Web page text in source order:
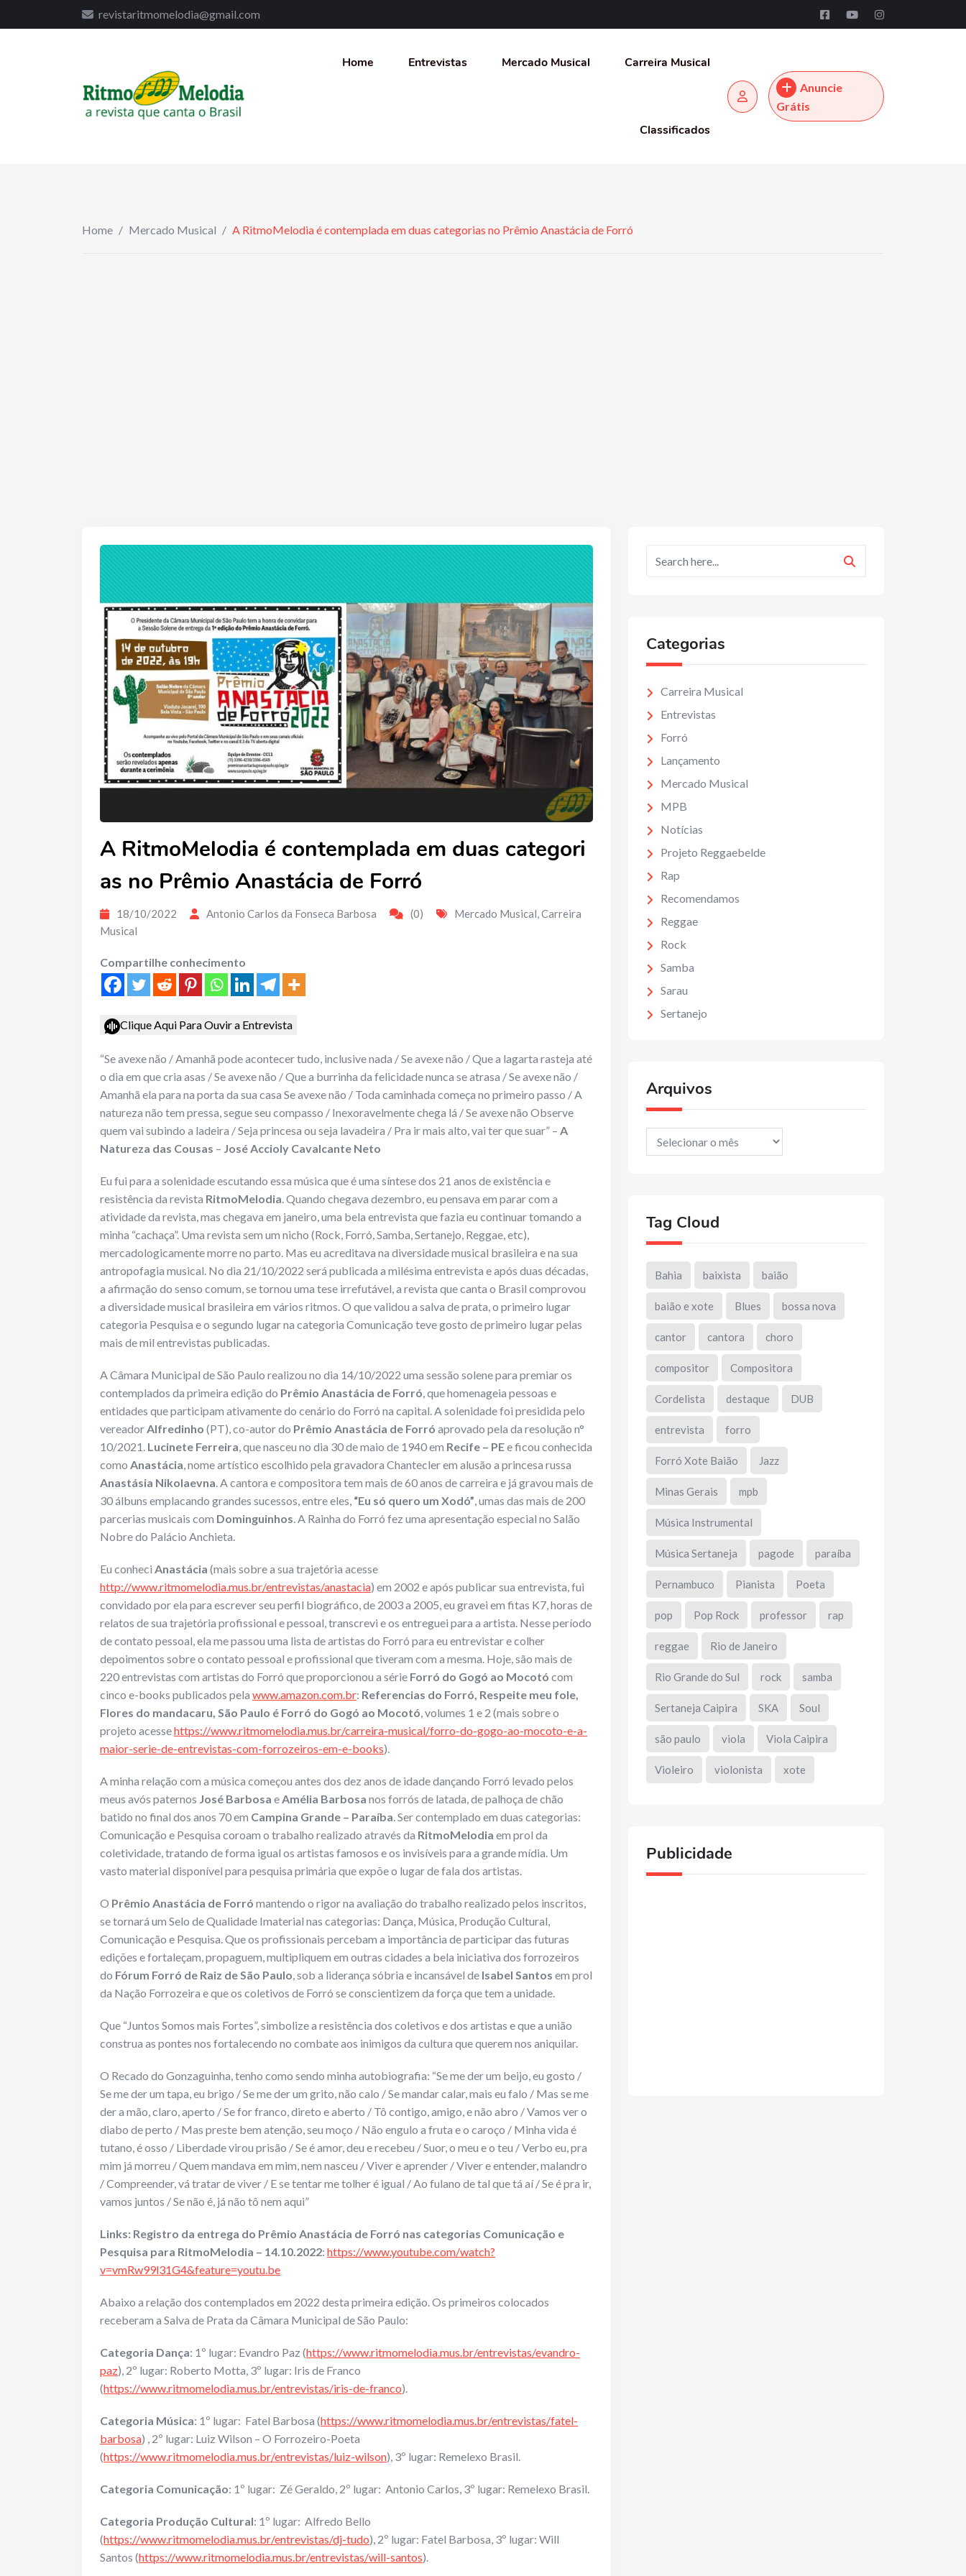
revistaritmomelodia@gmail.com
Home Entrevistas Mercado Musical Carreira Musical
Classificados
Anuncie
Grátis
Home / Mercado Musical / A RitmoMelodia é contemplada em duas categorias no Prêmio Anastácia de Forró
A RitmoMelodia é contemplada em duas categori
as no Prêmio Anastácia de Forró
18/10/2022 Antonio Carlos da Fonseca Barbosa (0) Mercado Musical,Carreira
Musical
Compartilhe conhecimento
Clique Aqui Para Ouvir a Entrevista
“Se avexe não / Amanhã pode acontecer tudo, inclusive nada / Se avexe não / Que a lagarta rasteja até
o dia em que cria asas / Se avexe não / Que a burrinha da felicidade nunca se atrasa / Se avexe não /
Amanhã ela para na porta da sua casa Se avexe não / Toda caminhada começa no primeiro passo / A
natureza não tem pressa, segue seu compasso / Inexoravelmente chega lá / Se avexe não Observe
quem vai subindo a ladeira / Seja princesa ou seja lavadeira / Pra ir mais alto, vai ter que suar” – A
Natureza das Cousas – José Accioly Cavalcante Neto
Eu fui para a solenidade escutando essa música que é uma síntese dos 21 anos de existência e
resistência da revista RitmoMelodia . Quando chegava dezembro, eu pensava em parar com a
atividade da revista, mas chegava em janeiro, uma bela entrevista que fazia eu continuar tomando a
minha “cachaça”. Uma revista sem um nicho (Rock, Forró, Samba, Sertanejo, Reggae, etc),
mercadologicamente morre no parto. Mas eu acreditava na diversidade musical brasileira e na sua
antropofagia musical. No dia 21/10/2022 será publicada a milésima entrevista e após duas décadas,
a afirmação do senso comum, se tornou uma tese irrefutável, a revista que canta o Brasil comprovou
a diversidade musical brasileira em vários ritmos. O que validou a salva de prata, o primeiro lugar
categoria Pesquisa e o segundo lugar na categoria Comunicação teve gosto de primeiro lugar pelas
mais de mil entrevistas publicadas.
A Câmara Municipal de São Paulo realizou no dia 14/10/2022 uma sessão solene para premiar os
contemplados da primeira edição do Prêmio Anastácia de Forró , que homenageia pessoas e
entidades que participam ativamente do cenário do Forró na capital. A solenidade foi presidida pelo
vereador Alfredinho (PT), co-autor do Prêmio Anastácia de Forró aprovado pela da resolução n°
10/2021. Lucinete Ferreira , que nasceu no dia 30 de maio de 1940 em Recife – PEe ficou conhecida
como Anastácia , nome artístico escolhido pela gravadora Chantecler em alusão a princesa russa
Anastásia Nikolaevna . A cantora e compositora tem mais de 60 anos de carreira e já gravou mais de
30 álbuns emplacando grandes sucessos, entre eles, “Eu só quero um Xodó” , umas das mais de 200
parcerias musicais com Dominguinhos . A Rainha do Forró fez uma apresentação especial no Salão
Nobre do Palácio Anchieta.
Eu conheci Anastácia (mais sobre a sua trajetória acesse
http://www.ritmomelodia.mus.br/entrevistas/anastacia) em 2002 e após publicar sua entrevista, fui
convidado por ela para escrever seu perfil biográfico, de 2003 a 2005, eu gravei em fitas K7, horas de
relatos de sua trajetória profissional e pessoal, transcrevi e os entreguei para a artista. Nesse período
de contato pessoal, ela me passou uma lista de artistas do Forró para eu entrevistar e colher
depoimentos sobre o contato pessoal e profissional que tiveram com a mesma. Hoje, são mais de
220 entrevistas com artistas do Forró que proporcionou a série Forró do Gogó ao Mocotó com
cinco e-books publicados pela www.amazon.com.br: Referencias do Forró, Respeite meu fole,
Flores do mandacaru, São Paulo é Forró do Gogó ao Mocotó , volumes 1 e 2 (mais sobre o
projeto acessehttps://www.ritmomelodia.mus.br/carreira-musical/forro-do-gogo-ao-mocoto-e-a-
maior-serie-de-entrevistas-com-forrozeiros-em-e-books).
A minha relação com a música começou antes dos dez anos de idade dançando Forró levado pelos
meus avós paternos José Barbosa e Amélia Barbosa nos forrós de latada, de palhoça de chão
batido no final dos anos 70 em Campina Grande – Paraíba . Ser contemplado em duas categorias:
Comunicação e Pesquisa coroam o trabalho realizado através da RitmoMelodia em prol da
coletividade, tratando de forma igual os artistas famosos e os invisíveis para a grande mídia. Um
vasto material disponível para pesquisa primária que expõe o lugar de fala dos artistas.
O Prêmio Anastácia de Forró mantendo o rigor na avaliação do trabalho realizado pelos inscritos,
se tornará um Selo de Qualidade Imaterial nas categorias: Dança, Música, Produção Cultural,
Comunicação e Pesquisa. Que os profissionais percebam a importância de participar das futuras
edições e fortaleçam, propaguem, multipliquem em outras cidades a bela iniciativa dos forrozeiros
do Fórum Forró de Raiz de São Paulo , sob a liderança sóbria e incansável de Isabel Santos em prol
da Nação Forrozeira e que os coletivos de Forró se conscientizem da força que tem a unidade.
Que “Juntos Somos mais Fortes”, simbolize a resistência dos coletivos e dos artistas e que a união
construa as pontes nos fortalecendo no combate aos inimigos da cultura que querem nos aniquilar.
O Recado do Gonzaguinha, tenho como sendo minha autobiografia: “Se me der um beijo, eu gosto /
Se me der um tapa, eu brigo / Se me der um grito, não calo / Se mandar calar, mais eu falo / Mas se me
der a mão, claro, aperto / Se for franco, direto e aberto / Tô contigo, amigo, e não abro / Vamos ver o
diabo de perto / Mas preste bem atenção, seu moço / Não engulo a fruta e o caroço / Minha vida é
tutano, é osso / Liberdade virou prisão / Se é amor, deu e recebeu / Suor, o meu e o teu / Verbo eu, pra
mim já morreu / Quem mandava em mim, nem nasceu / Viver e aprender / Viver e entender, malandro
/ Compreender, vá tratar de viver / E se tentar me tolher é igual / Ao fulano de tal que tá aí / Se é pra ir,
vamos juntos / Se não é, já não tô nem aqui”
Links: Registro da entrega do Prêmio Anastácia de Forró nas categorias Comunicação e
Pesquisa para RitmoMelodia – 14.10.2022: https://www.youtube.com/watch?
v=vmRw99l31G4&feature=youtu.be
Abaixo a relação dos contemplados em 2022 desta primeira edição. Os primeiros colocados
receberam a Salva de Prata da Câmara Municipal de São Paulo:
Categoria Dança: 1º lugar: Evandro Paz (https://www.ritmomelodia.mus.br/entrevistas/evandro-
paz), 2º lugar: Roberto Motta, 3º lugar: Iris de Franco
(https://www.ritmomelodia.mus.br/entrevistas/iris-de-franco).
Categoria Música: 1º lugar: Fatel Barbosa (https://www.ritmomelodia.mus.br/entrevistas/fatel-
barbosa) , 2º lugar: Luiz Wilson – O Forrozeiro-Poeta
(https://www.ritmomelodia.mus.br/entrevistas/luiz-wilson), 3º lugar: Remelexo Brasil.
Categoria Comunicação: 1º lugar: Zé Geraldo, 2º lugar: Antonio Carlos, 3º lugar: Remelexo Brasil.
Categoria Produção Cultural: 1º lugar: Alfredo Bello
(https://www.ritmomelodia.mus.br/entrevistas/dj-tudo), 2º lugar: Fatel Barbosa, 3º lugar: Will
Santos (https://www.ritmomelodia.mus.br/entrevistas/will-santos).
Categorias
Carreira Musical
Entrevistas
Forró
Lançamento
Mercado Musical
MPB
Notícias
Projeto Reggaebelde
Rap
Recomendamos
Reggae
Rock
Samba
Sarau
Sertanejo
Arquivos
Arquivos
Tag Cloud
Bahia baixista baião
baião e xote Blues bossa nova
cantor cantora choro
compositor Compositora
Cordelista destaque DUB
entrevista forro
Forró Xote Baião Jazz
Minas Gerais mpb
Música Instrumental
Música Sertaneja pagode paraíba
Pernambuco Pianista Poeta
pop Pop Rock professor rap
reggae Rio de Janeiro
Rio Grande do Sul rock samba
Sertaneja Caipira SKA Soul
são paulo viola Viola Caipira
Violeiro violonista xote
Publicidade